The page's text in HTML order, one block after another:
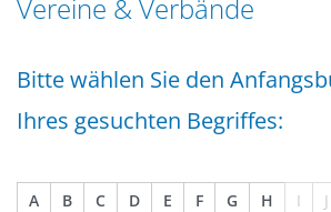
Vereine & Verbände
Bitte wählen Sie den
Ihres gesuchten Begriffes:
A B C D E F G H I J